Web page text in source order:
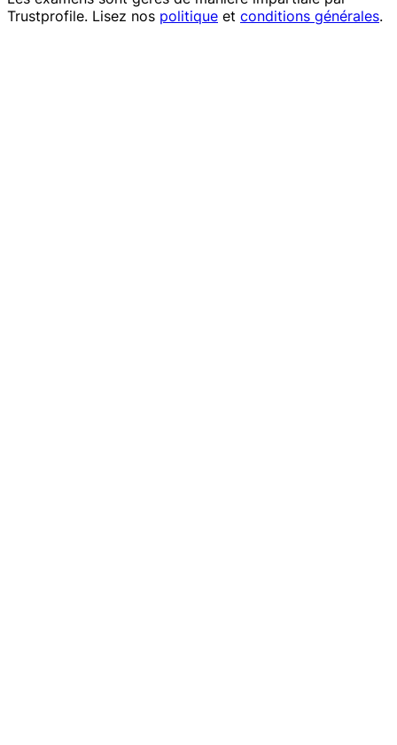
Trustprofile. Lisez nos politique et conditions générales.